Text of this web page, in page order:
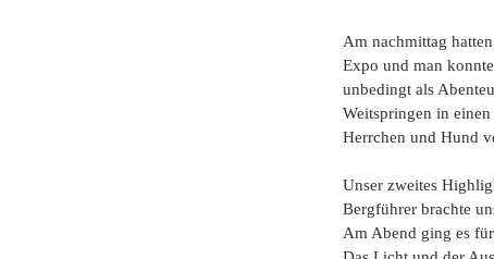
Am nachmittag
Expo und man
unbedingt als
Weitspringen in
Herrchen und Hund
Unser zweites
Bergführer brachte
Am Abend ging es